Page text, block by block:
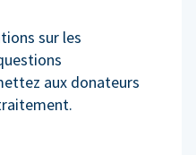
sur les
aux donateurs